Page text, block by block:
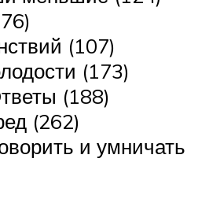
(107)
(173)
(188)
(262)
и умничать